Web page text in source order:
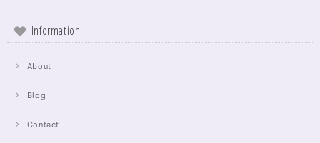
Information
About
Blog
Contact